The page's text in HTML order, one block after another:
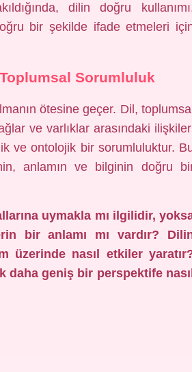
dilin doğru
bir şekilde ifade etmeleri
Sorumluluk
ötesine geçer. Dil, toplumsal
ve varlıklar arasındaki
ve ontolojik bir sorumluluktur.
anlamın ve bilginin doğru
uymakla mı ilgilidir,
bir anlamı mı vardır?
üzerinde nasıl etkiler
daha geniş bir perspektife nasıl